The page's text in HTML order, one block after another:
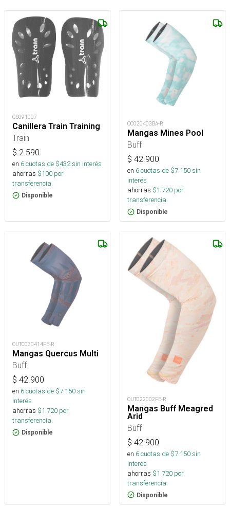
GS091007
Canillera Train Training
Train
$ 2.590
en 6cuotas de $432sin interés
ahorras $100 por
transferencia.
Disponible
OC020403BA-R
Mangas Mines Pool
Buff
$ 42.900
en 6cuotas de $7.150sin
interés
ahorras $1.720 por
transferencia.
Disponible
OUTC030414FE-R
Mangas Quercus Multi
Buff
$ 42.900
en 6cuotas de $7.150sin
interés
ahorras $1.720 por
transferencia.
Disponible
OUT022002FE-R
Mangas Buff Meagred
Arid
Buff
$ 42.900
en 6cuotas de $7.150sin
interés
ahorras $1.720 por
transferencia.
Disponible